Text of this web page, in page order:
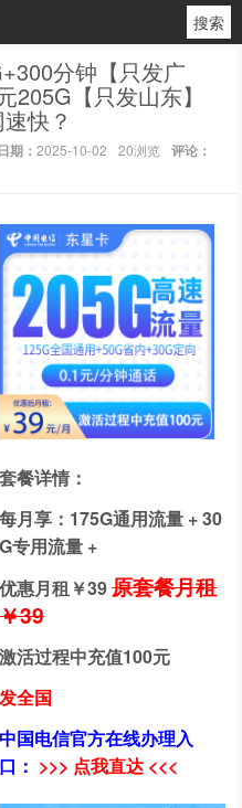
搜索
分钟【只发广
205G【只发山东】
快？
日期：2025-10-02 20浏览 评论：
套餐详情：
每月享：175G通用流量 + 30
G专用流量 +
优惠月租￥39原套餐月租
￥39
激活过程中充值100元
发全国
中国电信官方在线办理入
口： >>> 点我直达 <<<